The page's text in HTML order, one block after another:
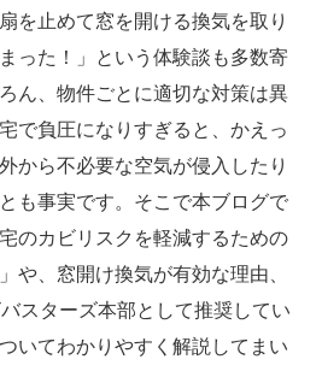
を止めて窓を開ける換気を取り
った！」という体験談も多数寄
ん、物件ごとに適切な対策は異
で負圧になりすぎると、かえっ
から不必要な空気が侵入したり
も事実です。そこで本ブログで
のカビリスクを軽減するための
や、窓開け換気が有効な理由、
スターズ本部として推奨してい
いてわかりやすく解説してまい